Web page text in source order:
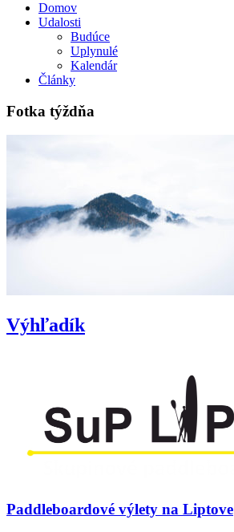
Domov
Udalosti
Budúce
Uplynulé
Kalendár
Články
Fotka týždňa
Výhľadík
Paddleboardové výlety na Liptove